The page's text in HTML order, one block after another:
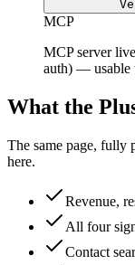
MCP
MCP server
auth) — usable
What the
The same page, fully
here.
Revenue,
All four
Contact